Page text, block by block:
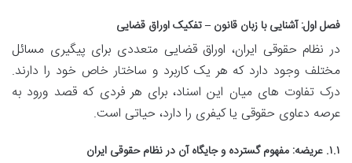
فصل اول: آشنایی با زبان قانون – تفکیک اوراق قضایی
در نظام حقوقی ایران، اوراق قضایی متعددی برای پیگیری مسائل
مختلف وجود دارد که هر یک کاربرد و ساختار خاص خود را دارند.
درک تفاوت های میان این اسناد، برای هر فردی که قصد ورود به
عرصه دعاوی حقوقی یا کیفری را دارد، حیاتی است.
۱.۱. عریضه: مفهوم گسترده و جایگاه آن در نظام حقوقی ایران